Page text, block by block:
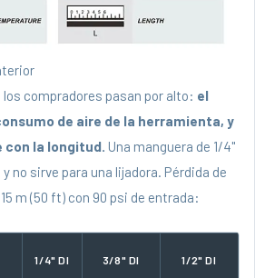
compradores pasan por alto: el
de aire de la herramienta, y
con la longitud. Una manguera de 1/4"
no sirve para una lijadora. Pérdida de
m (50 ft) con 90 psi de entrada:
1/4" DI 3/8" DI 1/2" DI